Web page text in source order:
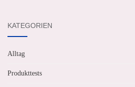
KATEGORIEN
Alltag
Produkttests